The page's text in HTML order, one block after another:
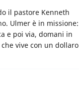
il pastore Kenneth
Ulmer è in missione:
e poi via, domani in
vive con un dollaro